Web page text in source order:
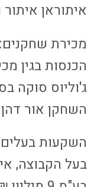
איתוראן
הכנסות בגין
השחקן אור דהן בסך
בעל הקבוצה,